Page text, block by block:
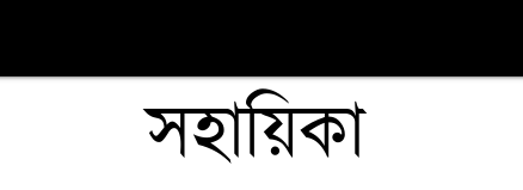
সহায়িকা